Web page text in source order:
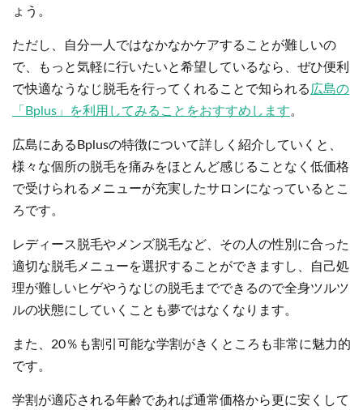
ょう。
ただし、自分一人ではなかなかケアすることが難しいの
で、もっと気軽に行いたいと希望しているなら、ぜひ便利
で快適なうなじ脱毛を行ってくれることで知られる 広島の
「Bplus」を利用してみることをおすすめします。
広島にあるBplusの特徴について詳しく紹介していくと、
様々な個所の脱毛を痛みをほとんど感じることなく低価格
で受けられるメニューが充実したサロンになっているとこ
ろです。
レディース脱毛やメンズ脱毛など、その人の性別に合った
適切な脱毛メニューを選択することができますし、自己処
理が難しいヒゲやうなじの脱毛までできるので全身ツルツ
ルの状態にしていくことも夢ではなくなります。
また、20％も割引可能な学割がきくところも非常に魅力的
です。
学割が適応される年齢であれば通常価格から更に安くして